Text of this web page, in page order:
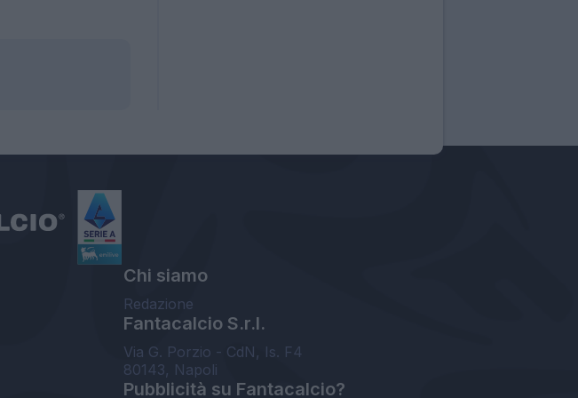
Chi siamo
Redazione
Fantacalcio S.r.l.
Via G. Porzio - CdN, Is. F4
80143, Napoli
Pubblicità su Fantacalcio?